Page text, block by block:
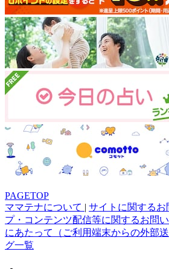
PAGETOP
ママテナについて | サイトに関するお
プ・コンテンツ配信等に関するお問
にあたって（ご利用端末からの外部
グ一覧